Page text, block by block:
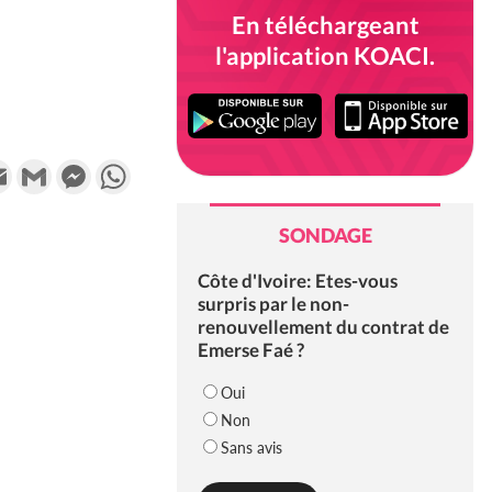
Email Gmail MessengerWhatsApp
En téléchargeant
l'application KOACI.
SONDAGE
Côte d'Ivoire: Etes-vous
surpris par le non-
renouvellement du contrat de
Emerse Faé ?
Oui
Non
Sans avis